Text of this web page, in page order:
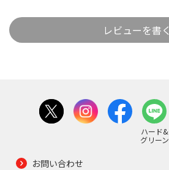
レビューを書く
ハード&
グリーン
お問い合わせ